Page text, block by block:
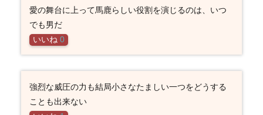
愛の舞台に上って馬鹿らしい役割を演じるのは、いつ
でも男だ
いいね 0
強烈な威圧の力も結局小さなたましい一つをどうする
ことも出来ない